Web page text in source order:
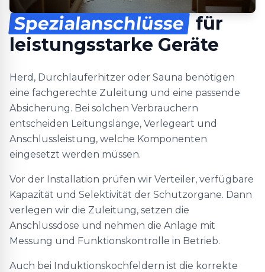
Spezialanschlüsse für
leistungsstarke Geräte
Herd, Durchlauferhitzer oder Sauna benötigen
eine fachgerechte Zuleitung und eine passende
Absicherung. Bei solchen Verbrauchern
entscheiden Leitungslänge, Verlegeart und
Anschlussleistung, welche Komponenten
eingesetzt werden müssen.
Vor der Installation prüfen wir Verteiler, verfügbare
Kapazität und Selektivität der Schutzorgane. Dann
verlegen wir die Zuleitung, setzen die
Anschlussdose und nehmen die Anlage mit
Messung und Funktionskontrolle in Betrieb.
Auch bei Induktionskochfeldern ist die korrekte